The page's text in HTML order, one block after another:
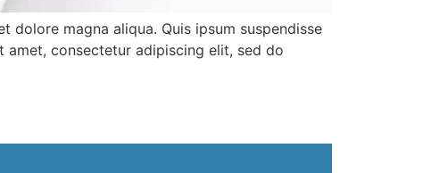
magna aliqua. Quis ipsum suspendisse
amet, consectetur adipiscing elit, sed do